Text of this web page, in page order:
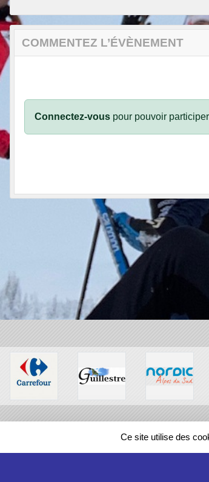
COMMENTEZ L’ÉVÈNEMENT
Connectez-vous pour pouvoir
Ce site utilise des